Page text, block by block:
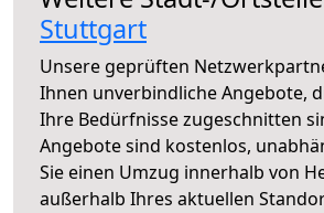
Stuttgart
Unsere geprüften
Ihnen unverbindliche Angebote,
Ihre Bedürfnisse zugeschnitten
Angebote sind kostenlos,
Sie einen Umzug innerhalb von
außerhalb Ihres aktuellen